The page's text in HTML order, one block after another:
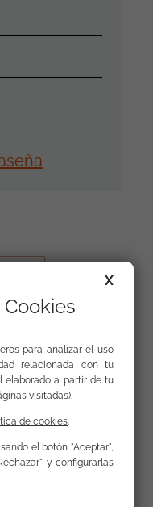
14 comunidades
X
para analizar el uso
relacionada con tu
elaborado a partir de tu
visitadas).
de cookies
el botón "Aceptar",
y configurarlas